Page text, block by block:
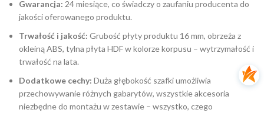
Gwarancja: 24 miesiące, co świadczy o zaufaniu producenta do
jakości oferowanego produktu.
Trwałość i jakość: Grubość płyty produktu 16 mm, obrzeża z
okleiną ABS, tylna płyta HDF w kolorze korpusu – wytrzymałość i
trwałość na lata.
Dodatkowe cechy: Duża głębokość szafki umożliwia
przechowywanie różnych gabarytów, wszystkie akcesoria
niezbędne do montażu w zestawie – wszystko, czego